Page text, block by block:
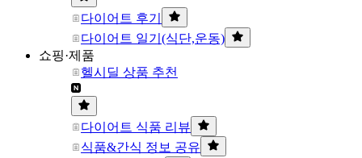
다이어트 후기
다이어트 일기(식단,운동)
쇼핑·제품
헬시딜 상품 추천
다이어트 식품 리뷰
식품&간식 정보 공유